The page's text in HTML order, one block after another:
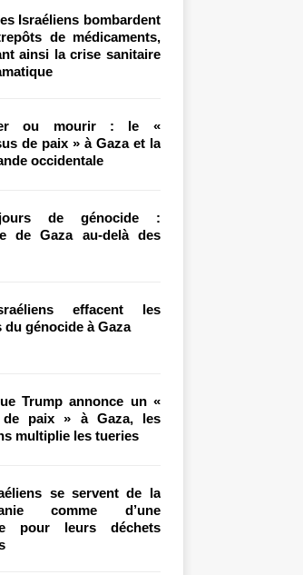
Israéliens bombardent
de médicaments,
ainsi la crise sanitaire
ou mourir : le «
de paix » à Gaza et la
occidentale
de génocide :
de Gaza au-delà des
effacent les
du génocide à Gaza
Trump annonce un «
de paix » à Gaza, les
multiplie les tueries
se servent de la
comme d’une
pour leurs déchets